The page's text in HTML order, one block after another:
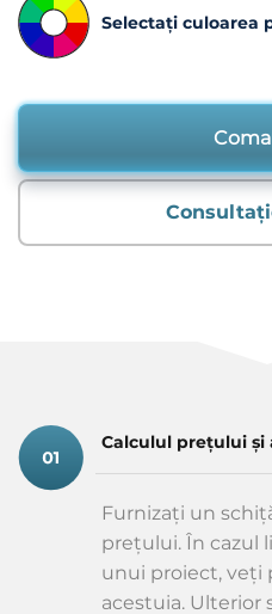
Selectați culoarea
Calculul prețului și
Furnizați un
prețului. În cazul
unui proiect, veți
acestuia. Ulterior